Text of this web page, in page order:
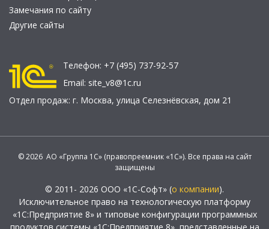
Замечания по сайту
Другие сайты
Телефон: +7 (495) 737-92-57
Email: site_v8@1c.ru
Отдел продаж: г. Москва, улица Селезнёвская, дом 21
© 2026 АО «Группа 1С» (правопреемник «1С»). Все права на сайт
защищены
© 2011- 2026 ООО «1С-Софт» (о компании).
Исключительное право на технологическую платформу
«1С:Предприятие 8» и типовые конфигурации программных